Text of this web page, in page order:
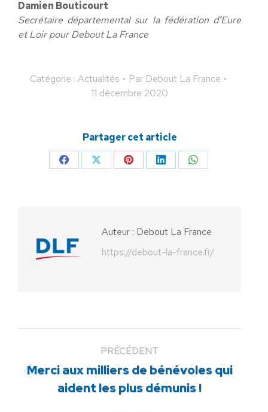
Damien Bouticourt
Secrétaire départemental sur la fédération d’Eure
et Loir pour Debout La France
Catégorie : Actualités Par Debout La France
11 décembre 2020
Partager cet article
PartagerPartagerPartagerPartagerPartager
Auteur : Debout La France
https://debout-la-france.fr/
PRÉCÉDENT
Article
précédent
Merci aux milliers de bénévoles qui
aident les plus démunis !